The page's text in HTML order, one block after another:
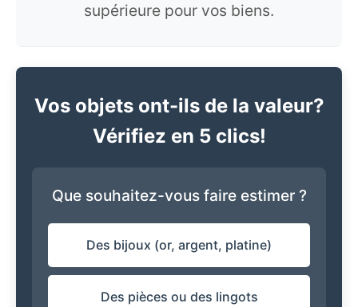
supérieure pour vos biens.
Vos objets ont-ils de la valeur?
Vérifiez en 5 clics!
Que souhaitez-vous faire estimer ?
Des bijoux (or, argent, platine)
Des pièces ou des lingots